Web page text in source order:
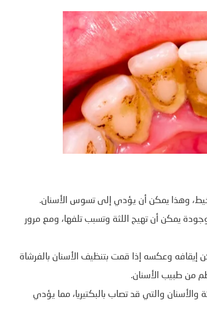
وهذا يمكن أن يؤدي إلى تسوس الأسنان.
يمكن أن تهيج اللثة وتسبب تلفها، ومع مرور
إيقافه وعكسه إذا قمت بتنظيف الأسنان بالفرشاة
من طبيب الأسنان.
والتي قد تصاب بالبكتيريا، مما يؤدي